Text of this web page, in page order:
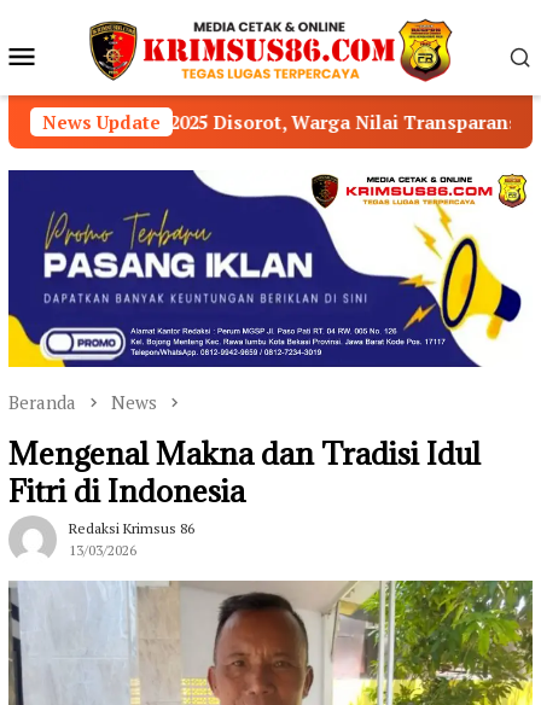
konten Menu
Mobile
News Update
Disorot, Warga Nilai Transparansi Pengelolaan Dana Desa
Beranda News
Mengenal Makna dan Tradisi Idul
Fitri di Indonesia
Redaksi Krimsus 86
13/03/2026